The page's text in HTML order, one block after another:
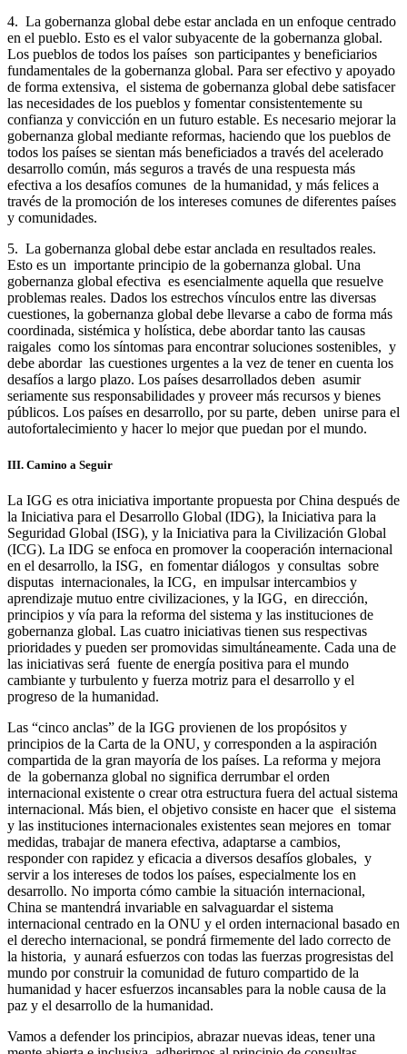
4. La gobernanza global debe estar anclada en un enfoque centrado
en el pueblo. Esto es el valor subyacente de la gobernanza global.
Los pueblos de todos los países son participantes y beneficiarios
fundamentales de la gobernanza global. Para ser efectivo y apoyado
de forma extensiva, el sistema de gobernanza global debe satisfacer
las necesidades de los pueblos y fomentar consistentemente su
confianza y convicción en un futuro estable. Es necesario mejorar la
gobernanza global mediante reformas, haciendo que los pueblos de
todos los países se sientan más beneficiados a través del acelerado
desarrollo común, más seguros a través de una respuesta más
efectiva a los desafíos comunes de la humanidad, y más felices a
través de la promoción de los intereses comunes de diferentes países
y comunidades.
5. La gobernanza global debe estar anclada en resultados reales.
Esto es un importante principio de la gobernanza global. Una
gobernanza global efectiva es esencialmente aquella que resuelve
problemas reales. Dados los estrechos vínculos entre las diversas
cuestiones, la gobernanza global debe llevarse a cabo de forma más
coordinada, sistémica y holística, debe abordar tanto las causas
raigales como los síntomas para encontrar soluciones sostenibles, y
debe abordar las cuestiones urgentes a la vez de tener en cuenta los
desafíos a largo plazo. Los países desarrollados deben asumir
seriamente sus responsabilidades y proveer más recursos y bienes
públicos. Los países en desarrollo, por su parte, deben unirse para el
autofortalecimiento y hacer lo mejor que puedan por el mundo.
III. Camino a Seguir
La IGG es otra iniciativa importante propuesta por China después de
la Iniciativa para el Desarrollo Global (IDG), la Iniciativa para la
Seguridad Global (ISG), y la Iniciativa para la Civilización Global
(ICG). La IDG se enfoca en promover la cooperación internacional
en el desarrollo, la ISG, en fomentar diálogos y consultas sobre
disputas internacionales, la ICG, en impulsar intercambios y
aprendizaje mutuo entre civilizaciones, y la IGG, en dirección,
principios y vía para la reforma del sistema y las instituciones de
gobernanza global. Las cuatro iniciativas tienen sus respectivas
prioridades y pueden ser promovidas simultáneamente. Cada una de
las iniciativas será fuente de energía positiva para el mundo
cambiante y turbulento y fuerza motriz para el desarrollo y el
progreso de la humanidad.
Las “cinco anclas” de la IGG provienen de los propósitos y
principios de la Carta de la ONU, y corresponden a la aspiración
compartida de la gran mayoría de los países. La reforma y mejora
de la gobernanza global no significa derrumbar el orden
internacional existente o crear otra estructura fuera del actual sistema
internacional. Más bien, el objetivo consiste en hacer que el sistema
y las instituciones internacionales existentes sean mejores en tomar
medidas, trabajar de manera efectiva, adaptarse a cambios,
responder con rapidez y eficacia a diversos desafíos globales, y
servir a los intereses de todos los países, especialmente los en
desarrollo. No importa cómo cambie la situación internacional,
China se mantendrá invariable en salvaguardar el sistema
internacional centrado en la ONU y el orden internacional basado en
el derecho internacional, se pondrá firmemente del lado correcto de
la historia, y aunará esfuerzos con todas las fuerzas progresistas del
mundo por construir la comunidad de futuro compartido de la
humanidad y hacer esfuerzos incansables para la noble causa de la
paz y el desarrollo de la humanidad.
Vamos a defender los principios, abrazar nuevas ideas, tener una